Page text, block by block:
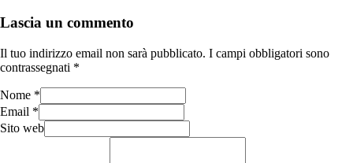
Lascia un commento
Il tuo indirizzo email non sarà pubblicato. I campi obbligatori sono
contrassegnati *
Nome *
Email *
Sito web